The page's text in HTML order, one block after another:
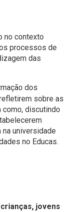
no contexto
processos de
das
dos
sobre as
discutindo
universidade
no Educas.
jovens